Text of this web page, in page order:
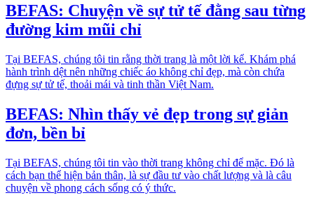
BEFAS: Chuyện về sự tử tế đằng sau từng
đường kim mũi chỉ
Tại BEFAS, chúng tôi tin rằng thời trang là một lời kể. Khám phá
hành trình dệt nên những chiếc áo không chỉ đẹp, mà còn chứa
đựng sự tử tế, thoải mái và tinh thần Việt Nam.
BEFAS: Nhìn thấy vẻ đẹp trong sự giản
đơn, bền bỉ
Tại BEFAS, chúng tôi tin vào thời trang không chỉ để mặc. Đó là
cách bạn thể hiện bản thân, là sự đầu tư vào chất lượng và là câu
chuyện về phong cách sống có ý thức.